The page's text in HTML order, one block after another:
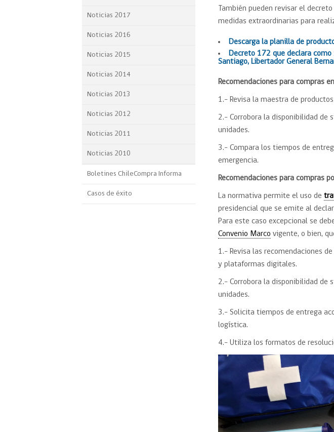
Ciberseguridad
Noticias 2017
Noticias 2016
Noticias 2015
Noticias 2014
Noticias 2013
Noticias 2012
Noticias 2011
Noticias 2010
Boletines ChileCompra Informa
Casos de éxito
También pueden revisar el
medidas extraordinarias para
Descarga la planilla de
Decreto 172 que declara
Santiago, Libertador General
Recomendaciones para compras
1.- Revisa la maestra de
2.- Corrobora la disponibilidad de
unidades.
3.- Compara los tiempos de
emergencia.
Recomendaciones para compras
La normativa permite el uso de
presidencial que se emite al
Para este caso excepcional se
Convenio Marco vigente, o bien,
1.- Revisa las recomendaciones
y plataformas digitales.
2.- Corrobora la disponibilidad de
unidades.
3.- Solicita tiempos de entrega
logística.
4.- Utiliza los formatos de